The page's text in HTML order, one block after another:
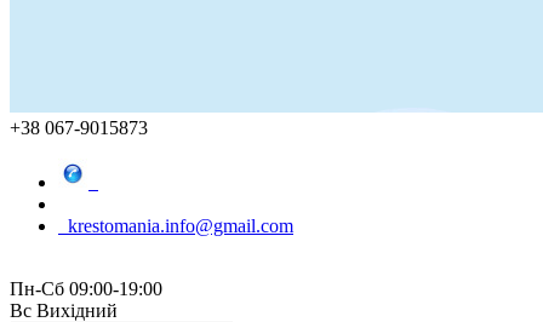
+38 067-9015873
krestomania.info@gmail.com
Пн-Сб 09:00-19:00
Вс Вихідний